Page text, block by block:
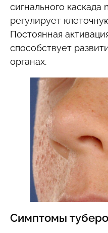
сигнального каскада
регулирует
Постоянная
способствует
органах.
Симптомы